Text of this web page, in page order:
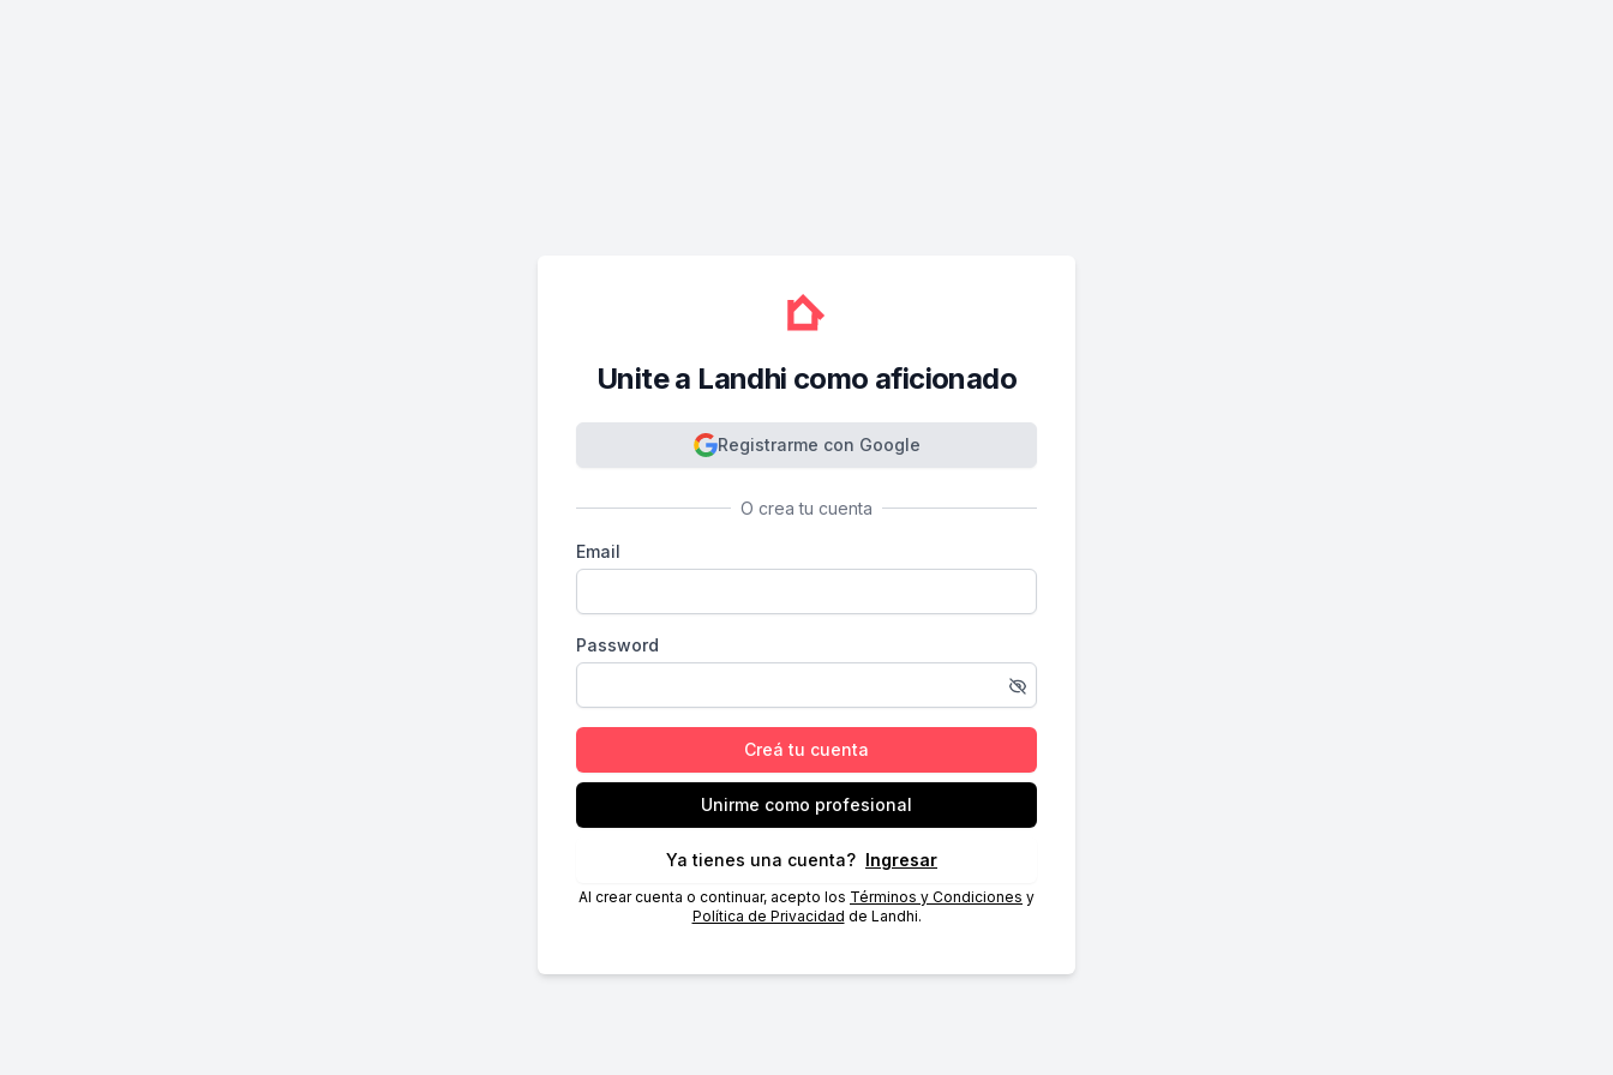
Unite a Landhi como aficionado
Registrarme con Google
O crea tu cuenta
Email
Password
Creá tu cuenta
Unirme como profesional
Ya tienes una cuenta? Ingresar
Al crear cuenta o continuar, acepto los Términos y Condiciones y
Política de Privacidad de Landhi.